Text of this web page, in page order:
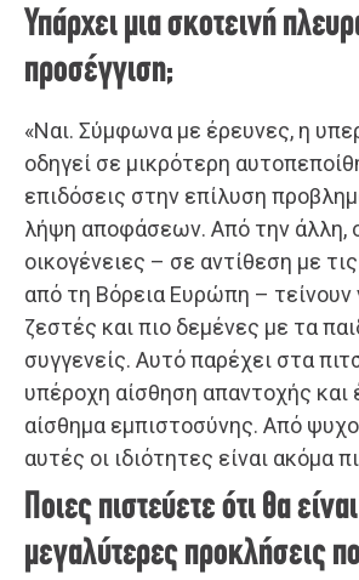
Υπάρχει μια σκοτεινή
προσέγγιση;
«Ναι. Σύμφωνα με έρευνες, η
οδηγεί σε μικρότερη
επιδόσεις στην επίλυση
λήψη αποφάσεων. Από την άλλη,
οικογένειες – σε αντίθεση με
από τη Βόρεια Ευρώπη – τείνουν
ζεστές και πιο δεμένες με τα
συγγενείς. Αυτό παρέχει στα
υπέροχη αίσθηση απαντοχής και
αίσθημα εμπιστοσύνης. Από
αυτές οι ιδιότητες είναι ακόμα
Ποιες πιστεύετε ότι θα
μεγαλύτερες προκλήσεις